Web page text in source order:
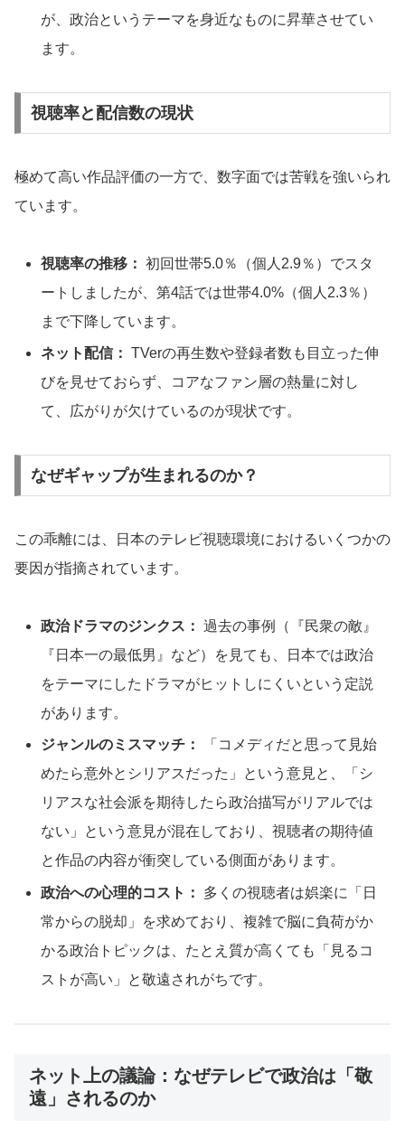
が、政治というテーマを身近なものに昇華させてい
ます。
視聴率と配信数の現状
極めて高い作品評価の一方で、数字面では苦戦を強いられ
ています。
視聴率の推移： 初回世帯5.0％（個人2.9％）でスタ
ートしましたが、第4話では世帯4.0%（個人2.3％）
まで下降しています。
ネット配信： TVerの再生数や登録者数も目立った伸
びを見せておらず、コアなファン層の熱量に対し
て、広がりが欠けているのが現状です。
なぜギャップが生まれるのか？
この乖離には、日本のテレビ視聴環境におけるいくつかの
要因が指摘されています。
政治ドラマのジンクス： 過去の事例（『民衆の敵』
『日本一の最低男』など）を見ても、日本では政治
をテーマにしたドラマがヒットしにくいという定説
があります。
ジャンルのミスマッチ：
「コメディだと思って見始
めたら意外とシリアスだった」という意見と、「シ
リアスな社会派を期待したら政治描写がリアルでは
ない」という意見が混在しており、視聴者の期待値
と作品の内容が衝突している側面があります。
政治への心理的コスト：
多くの視聴者は娯楽に「日
常からの脱却」を求めており、複雑で脳に負荷がか
かる政治トピックは、たとえ質が高くても「見るコ
ストが高い」と敬遠されがちです。
ネット上の議論：なぜテレビで政治は「敬
遠」されるのか